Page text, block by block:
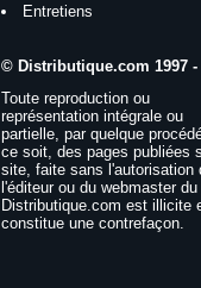
Entretiens
© Distributique.com 1997 -
Toute reproduction ou
représentation intégrale ou
partielle, par quelque
ce soit, des pages publiées
site, faite sans l'autorisation
l'éditeur ou du webmaster
Distributique.com est illicite
constitue une contrefaçon.